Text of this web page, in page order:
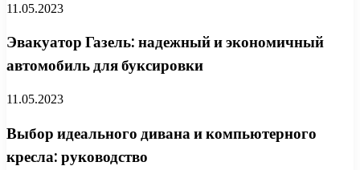
11.05.2023
Эвакуатор Газель: надежный и экономичный
автомобиль для буксировки
11.05.2023
Выбор идеального дивана и компьютерного
кресла: руководство